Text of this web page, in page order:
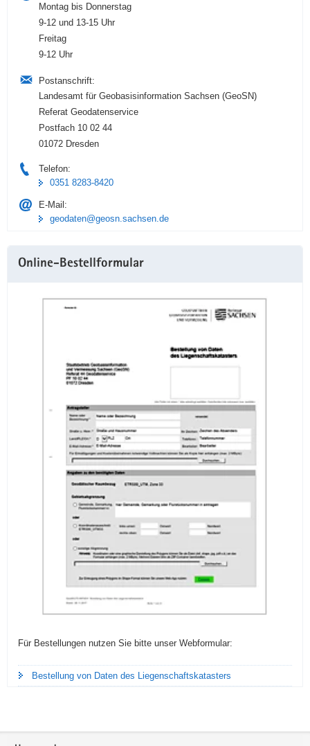
Montag bis Donnerstag
9-12 und 13-15 Uhr
Freitag
9-12 Uhr
Postanschrift:
Landesamt für Geobasisinformation Sachsen (GeoSN)
Referat Geodatenservice
Postfach 10 02 44
01072 Dresden
Telefon:
0351 8283-8420
E-Mail:
geodaten@geosn.sachsen.de
Online-Bestellformular
Für Bestellungen nutzen Sie bitte unser Webformular:
Bestellung von Daten des Liegenschaftskatasters
Footer-